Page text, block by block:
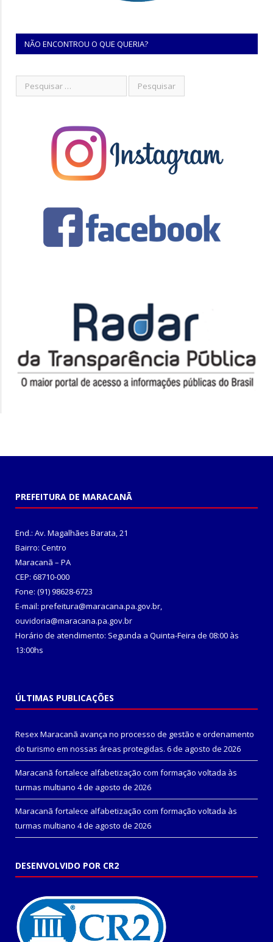
NÃO ENCONTROU O QUE QUERIA?
PREFEITURA DE MARACANÃ
End.: Av. Magalhães Barata, 21
Bairro: Centro
Maracanã – PA
CEP: 68710-000
Fone: (91) 98628-6723
E-mail: prefeitura@maracana.pa.gov.br,
ouvidoria@maracana.pa.gov.br
Horário de atendimento: Segunda a Quinta-Feira de 08:00 às
13:00hs
ÚLTIMAS PUBLICAÇÕES
Resex Maracanã avança no processo de gestão e ordenamento
do turismo em nossas áreas protegidas. 6 de agosto de 2026
Maracanã fortalece alfabetização com formação voltada às
turmas multiano 4 de agosto de 2026
Maracanã fortalece alfabetização com formação voltada às
turmas multiano 4 de agosto de 2026
DESENVOLVIDO POR CR2